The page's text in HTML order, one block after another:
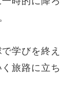
学びを終え
旅路に立ち